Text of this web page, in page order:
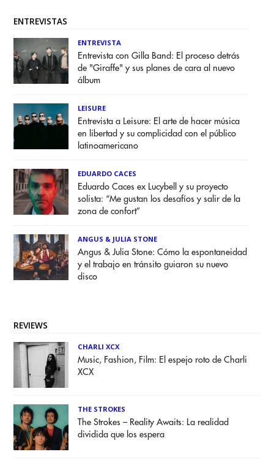
ENTREVISTAS
ENTREVISTA
Entrevista con Gilla Band: El proceso detrás
de "Giraffe" y sus planes de cara al nuevo
álbum
LEISURE
Entrevista a Leisure: El arte de hacer música
en libertad y su complicidad con el público
latinoamericano
EDUARDO CACES
Eduardo Caces ex Lucybell y su proyecto
solista: “Me gustan los desafíos y salir de la
zona de confort”
ANGUS & JULIA STONE
Angus & Julia Stone: Cómo la espontaneidad
y el trabajo en tránsito guiaron su nuevo
disco
REVIEWS
CHARLI XCX
Music, Fashion, Film: El espejo roto de Charli
XCX
THE STROKES
The Strokes – Reality Awaits: La realidad
dividida que los espera